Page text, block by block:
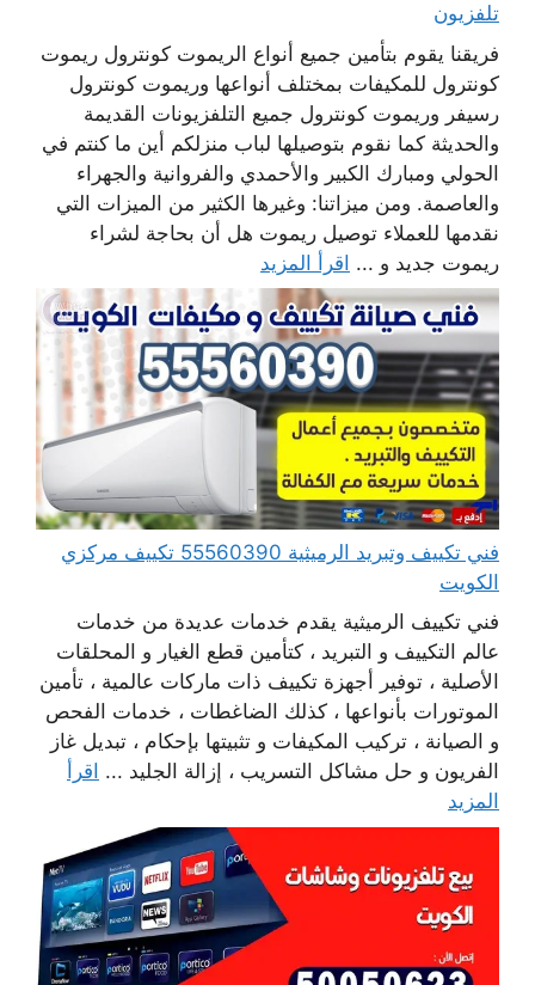
تلفزيون
فريقنا يقوم بتأمين جميع أنواع الريموت كونترول ريموت
كونترول للمكيفات بمختلف أنواعها وريموت كونترول
رسيفر وريموت كونترول جميع التلفزيونات القديمة
والحديثة كما نقوم بتوصيلها لباب منزلكم أين ما كنتم في
الحولي ومبارك الكبير والأحمدي والفروانية والجهراء
والعاصمة. ومن ميزاتنا: وغيرها الكثير من الميزات التي
نقدمها للعملاء توصيل ريموت هل أن بحاجة لشراء
ريموت جديد و ... اقرأ المزيد
فني تكييف وتبريد الرميثية 55560390 تكييف مركزي
الكويت
فني تكييف الرميثية يقدم خدمات عديدة من خدمات
عالم التكييف و التبريد ، كتأمين قطع الغيار و المحلقات
الأصلية ، توفير أجهزة تكييف ذات ماركات عالمية ، تأمين
الموتورات بأنواعها ، كذلك الضاغطات ، خدمات الفحص
و الصيانة ، تركيب المكيفات و تثبيتها بإحكام ، تبديل غاز
الفريون و حل مشاكل التسريب ، إزالة الجليد ... اقرأ
المزيد